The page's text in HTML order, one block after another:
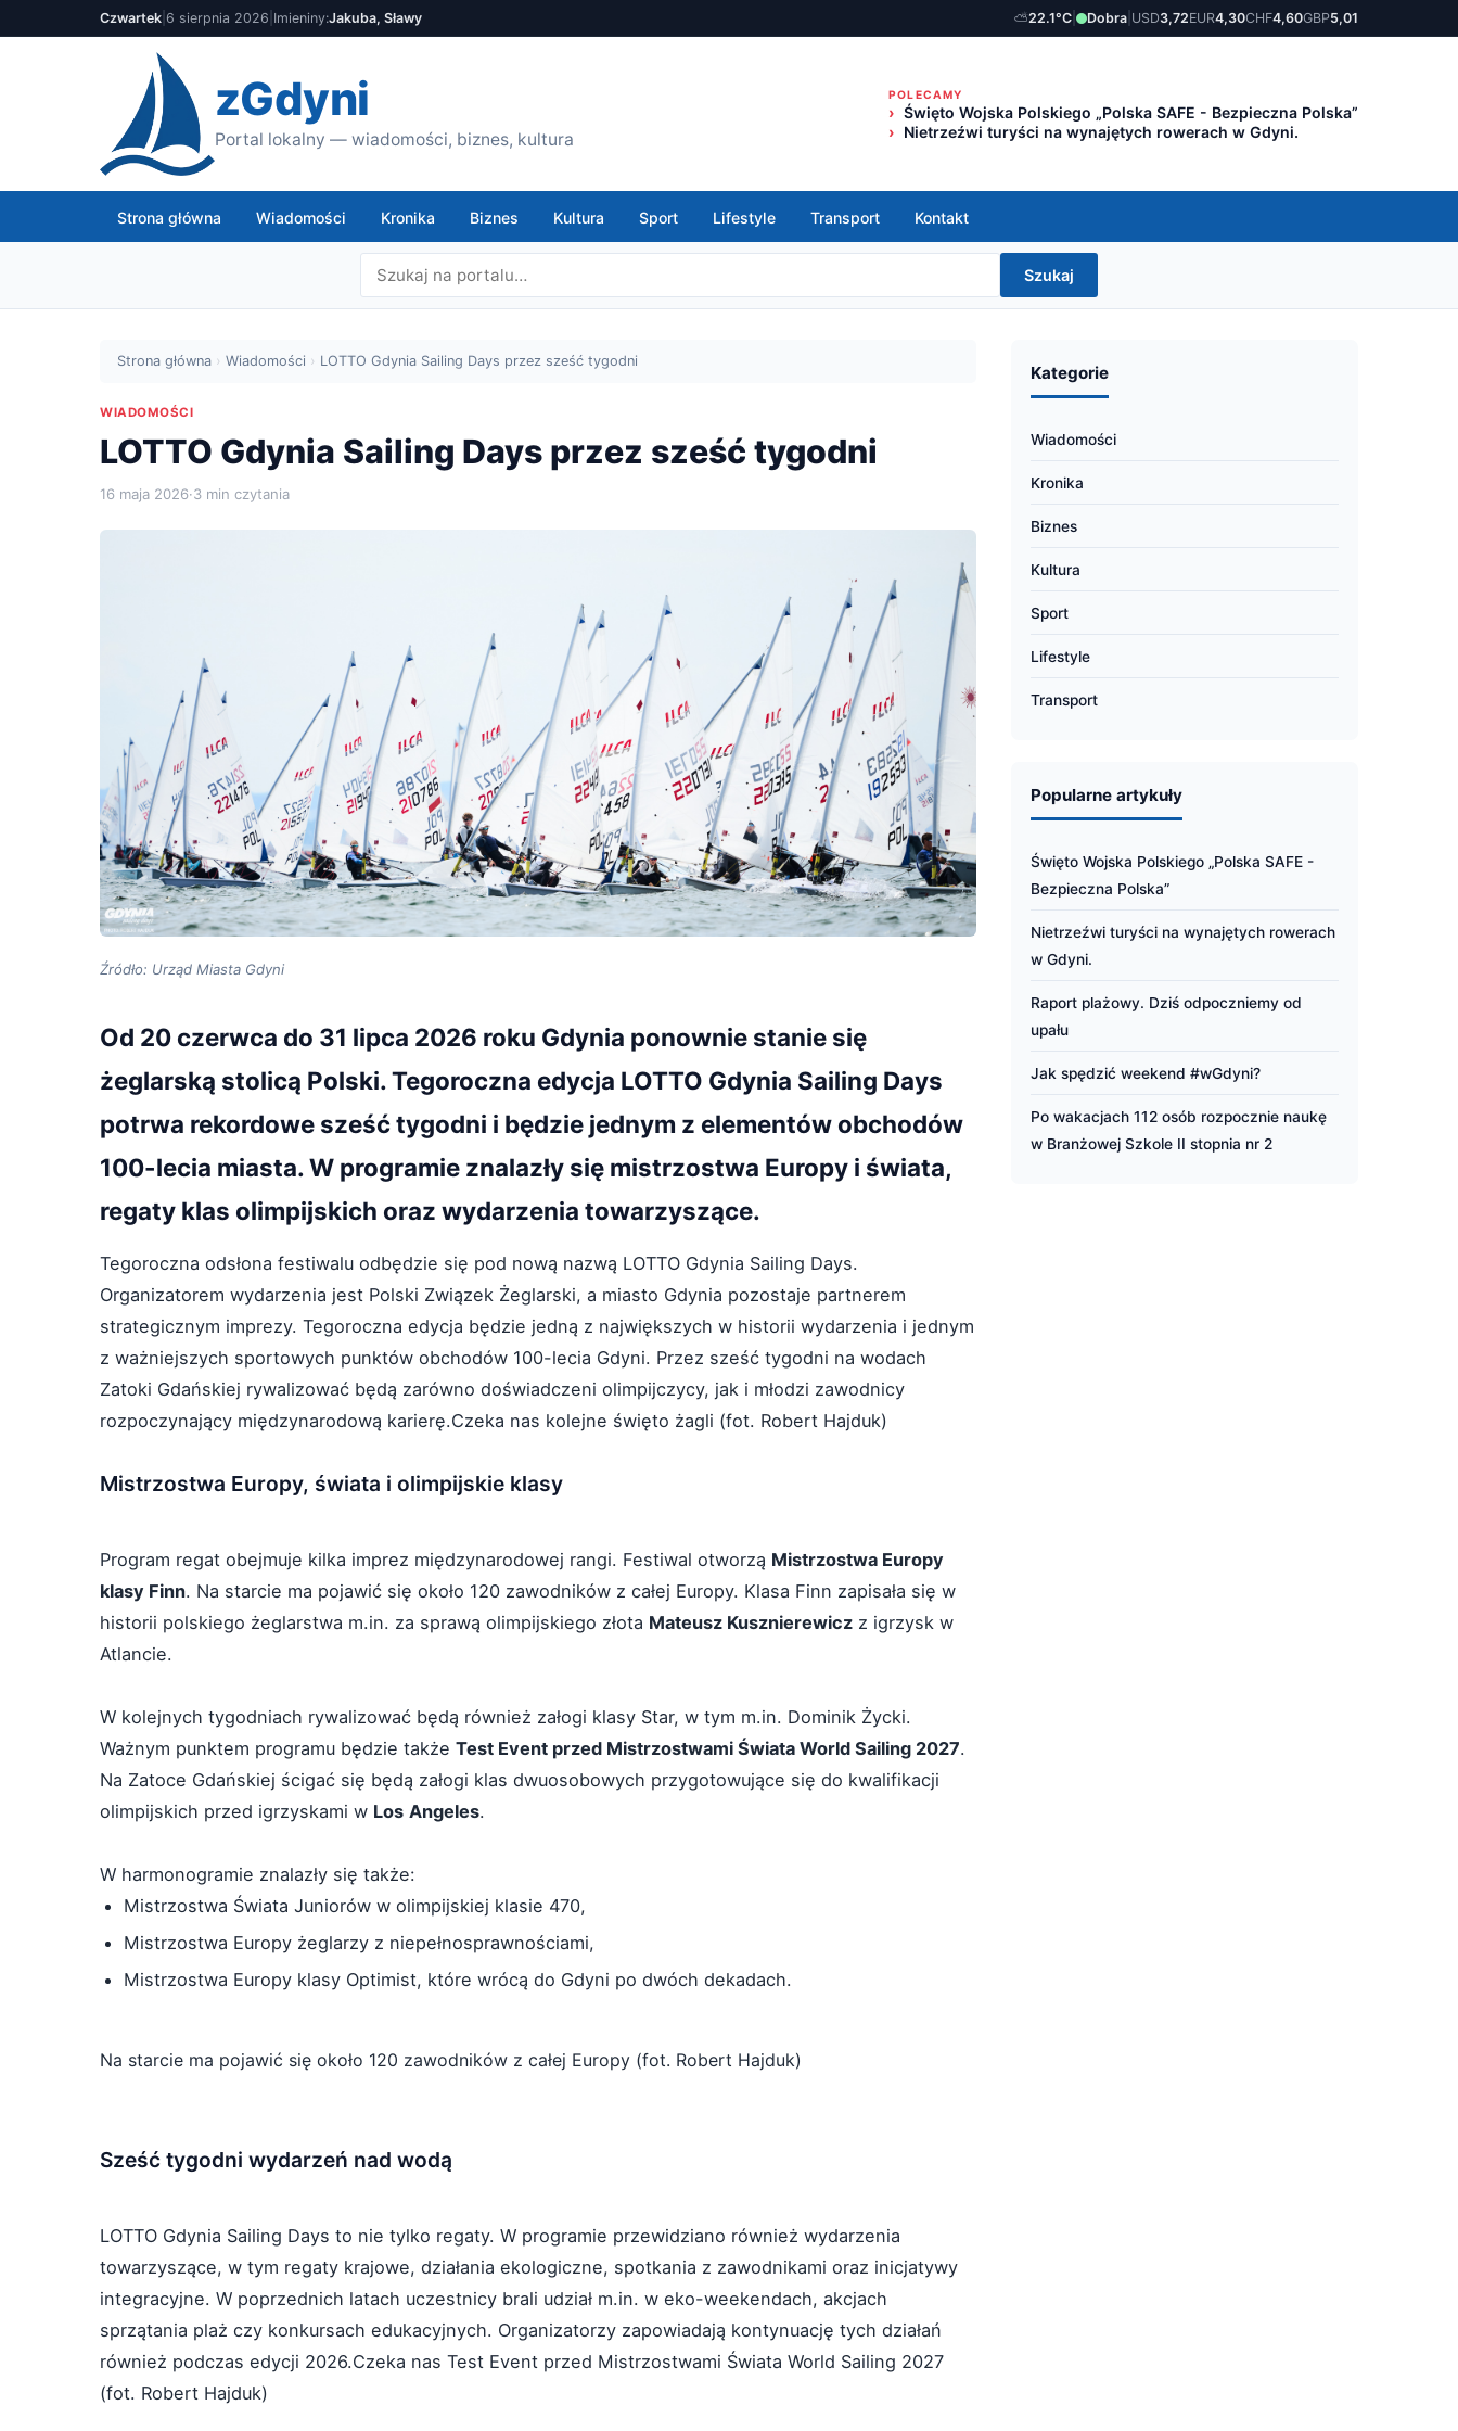
Czwartek 6 sierpnia 2026 Imieniny:Jakuba, Sławy ⛅22.1°C Dobra USD3,72EUR4,30CHF4,60GBP5,01
zGdyni
Portal lokalny — wiadomości, biznes, kultura
POLECAMY
Święto Wojska Polskiego „Polska SAFE - Bezpieczna Polska”
Nietrzeźwi turyści na wynajętych rowerach w Gdyni.
Strona główna Wiadomości Kronika Biznes Kultura Sport Lifestyle Transport Kontakt
Szukaj
Strona główna › Wiadomości › LOTTO Gdynia Sailing Days przez sześć tygodni
WIADOMOŚCI
LOTTO Gdynia Sailing Days przez sześć tygodni
16 maja 2026·3 min czytania
Źródło: Urząd Miasta Gdyni
Od 20 czerwca do 31 lipca 2026 roku Gdynia ponownie stanie się
żeglarską stolicą Polski. Tegoroczna edycja LOTTO Gdynia Sailing Days
potrwa rekordowe sześć tygodni i będzie jednym z elementów obchodów
100-lecia miasta. W programie znalazły się mistrzostwa Europy i świata,
regaty klas olimpijskich oraz wydarzenia towarzyszące.
Tegoroczna odsłona festiwalu odbędzie się pod nową nazwą LOTTO Gdynia Sailing Days.
Organizatorem wydarzenia jest Polski Związek Żeglarski, a miasto Gdynia pozostaje partnerem
strategicznym imprezy. Tegoroczna edycja będzie jedną z największych w historii wydarzenia i jednym
z ważniejszych sportowych punktów obchodów 100-lecia Gdyni. Przez sześć tygodni na wodach
Zatoki Gdańskiej rywalizować będą zarówno doświadczeni olimpijczycy, jak i młodzi zawodnicy
rozpoczynający międzynarodową karierę.Czeka nas kolejne święto żagli (fot. Robert Hajduk)
Mistrzostwa Europy, świata i olimpijskie klasy
Program regat obejmuje kilka imprez międzynarodowej rangi. Festiwal otworzą Mistrzostwa Europy
klasy Finn. Na starcie ma pojawić się około 120 zawodników z całej Europy. Klasa Finn zapisała się w
historii polskiego żeglarstwa m.in. za sprawą olimpijskiego złota Mateusz Kusznierewicz z igrzysk w
Atlancie.
W kolejnych tygodniach rywalizować będą również załogi klasy Star, w tym m.in. Dominik Życki.
Ważnym punktem programu będzie także Test Event przed Mistrzostwami Świata World Sailing 2027.
Na Zatoce Gdańskiej ścigać się będą załogi klas dwuosobowych przygotowujące się do kwalifikacji
olimpijskich przed igrzyskami w Los Angeles.
W harmonogramie znalazły się także:
Mistrzostwa Świata Juniorów w olimpijskiej klasie 470,
Mistrzostwa Europy żeglarzy z niepełnosprawnościami,
Mistrzostwa Europy klasy Optimist, które wrócą do Gdyni po dwóch dekadach.
Na starcie ma pojawić się około 120 zawodników z całej Europy (fot. Robert Hajduk)
Sześć tygodni wydarzeń nad wodą
LOTTO Gdynia Sailing Days to nie tylko regaty. W programie przewidziano również wydarzenia
towarzyszące, w tym regaty krajowe, działania ekologiczne, spotkania z zawodnikami oraz inicjatywy
integracyjne. W poprzednich latach uczestnicy brali udział m.in. w eko-weekendach, akcjach
sprzątania plaż czy konkursach edukacyjnych. Organizatorzy zapowiadają kontynuację tych działań
również podczas edycji 2026.Czeka nas Test Event przed Mistrzostwami Świata World Sailing 2027
(fot. Robert Hajduk)
Kategorie
Wiadomości
Kronika
Biznes
Kultura
Sport
Lifestyle
Transport
Popularne artykuły
Święto Wojska Polskiego „Polska SAFE -
Bezpieczna Polska”
Nietrzeźwi turyści na wynajętych rowerach
w Gdyni.
Raport plażowy. Dziś odpoczniemy od
upału
Jak spędzić weekend #wGdyni?
Po wakacjach 112 osób rozpocznie naukę
w Branżowej Szkole II stopnia nr 2